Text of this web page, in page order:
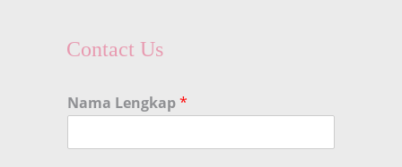
Contact Us
Nama Lengkap*